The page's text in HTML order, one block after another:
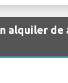
alquiler de